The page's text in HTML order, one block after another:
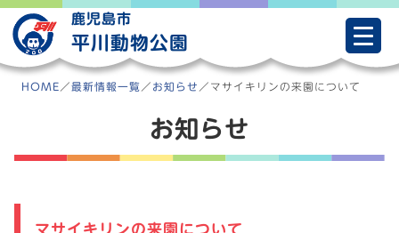
Skip
to
content
鹿児島市
平川動物公園
HOME ／最新情報一覧 ／ お知らせ ／ マサイキリンの来園について
お知らせ
マサイキリンの来園について